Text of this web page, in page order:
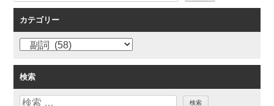
ー
シ
ョ
ン
索
カテゴリー
ゴ
リ
ー
検索
検